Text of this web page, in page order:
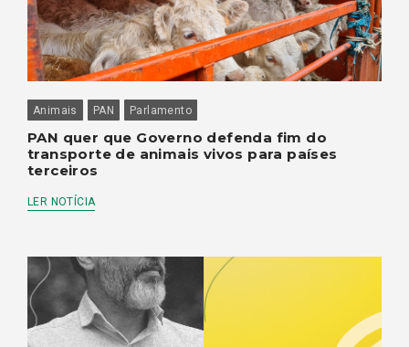
Animais PAN Parlamento
PAN quer que Governo defenda fim do
transporte de animais vivos para países
terceiros
LER NOTÍCIA